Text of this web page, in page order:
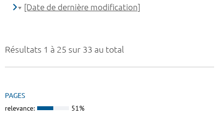
Résultats 1 à 25 sur 33 au total
PAGES
relevance: 51%
[Date de dernière modification]